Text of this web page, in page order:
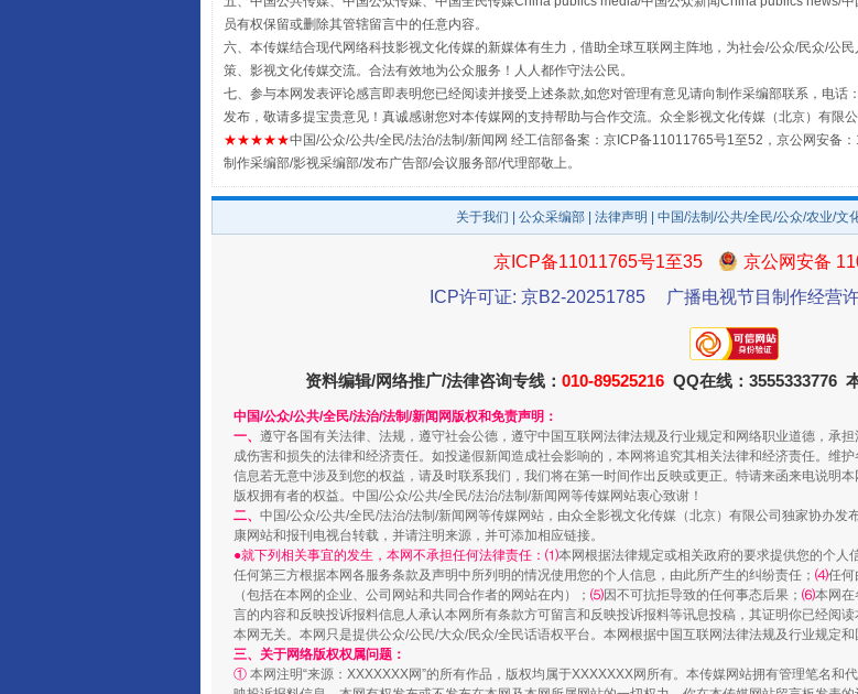
全民健身五年计划来了！等你上场 事关残疾人未来5年
阿坝州三大球赛在茂县开幕 规模最大的光氢储一体化项目
员有权保留或删除其管辖留言中的任意内容。
六、本传媒结合现代网络科技影视文化传媒的新媒体有生力，借助全球互联网主阵地，为社会/公众/民众/公
策、影视文化传媒交流。合法有效地为公众服务！人人都作守法公民。
七、参与本网发表评论感言即表明您已经阅读并接受上述条款,如您对管理有意见请向制作采编部联系，电
发布，敬请多提宝贵意见！真诚感谢您对本传媒网的支持帮助与合作交流。众全影视文化传媒（北京）有限
★★★★★中国/公众/公共/全民/法治/法制/新闻网 经工信部备案：京ICP备11011765号1至52，京公网安备
制作采编部/影视采编部/发布广告部/会议服务部/代理部敬上。
关于我们 公众采编部 法律声明 | 中国/法制/公共/全民/公众/农业/文
京ICP备11011765号1至35
京公网安备
ICP许可证: 京B2-20251785
广播电视节目制作经营
资料编辑/网络推广/法律咨询专线： 010-89525216 QQ在线：3555333776
中国/公众/公共/全民/法治/法制/新闻网版权和免责声明：
一、 遵守各国有关法律、法规，遵守社会公德，遵守中国互联网法律法规及行业规定和网络职业道德，承
成伤害和损失的法律和经济责任。如投递假新闻造成社会影响的，本网将追究其相关法律和经济责任。维
信息若无意中涉及到您的权益，请及时联系我们，我们将在第一时间作出反映或更正。特请来函来电说明
版权拥有者的权益。中国/公众/公共/全民/法治/法制/新闻网等传媒网站衷心致谢！
二、 中国/公众/公共/全民/法治/法制/新闻网等传媒网站，由众全影视文化传媒（北京）有限公司独家协办
康网站和报刊电视台转载，并请注明来源，并可添加相应链接。
●就下列相关事宜的发生，本网不承担任何法律责任：⑴本网根据法律规定或相关政府的要求提供您的个人
任何第三方根据本网各服务条款及声明中所列明的情况使用您的个人信息，由此所产生的纠纷责任； ⑷任何
（包括在本网的企业、公司网站和共同合作者的网站在内）； ⑸因不可抗拒导致的任何事态后果； ⑹本网在
言的内容和反映投诉报料信息人承认本网所有条款方可留言和反映投诉报料等讯息投稿，其证明你已经阅
本网无关。本网只是提供公众/公民/大众/民众/全民话语权平台。本网根据中国互联网法律法规及行业规定和
三、关于网络版权权属问题：
① 本网注明“来源：XXXXXXX网”的所有作品，版权均属于XXXXXXX网所有。本传媒网站拥有管理笔名和